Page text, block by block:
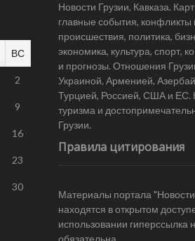
ВС
2
9
16
23
30
Новости Грузии, Кавказа.
главные события, конфликты
происшествия, политика,
экономика, культура, спорт,
и прогнозы. Отношения
Украиной, Арменией,
Турцией, Россией, США и ЕС.
туризма и
Грузии.
Правила цитирования
Материалы портала
находятся в открытом
использовании гиперссылка